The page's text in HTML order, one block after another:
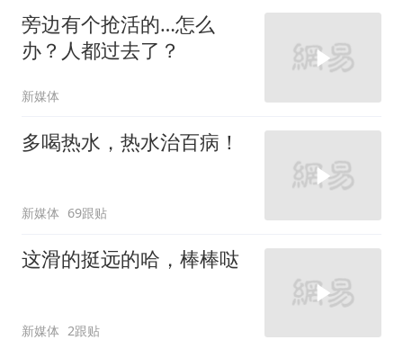
旁边有个抢活的…怎么
办？人都过去了？
新媒体
多喝热水，热水治百病！
新媒体 69跟贴
这滑的挺远的哈，棒棒哒
新媒体 2跟贴